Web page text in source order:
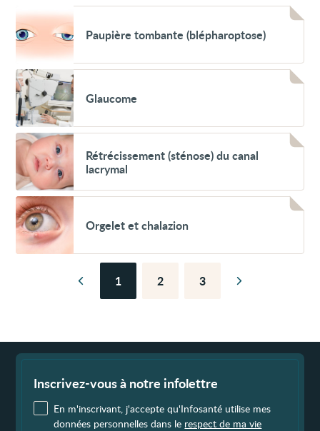
Paupière
tombante
(blépharoptose)
Paupière tombante (blépharoptose)
Voir
Glaucome
Glaucome
Voir
Rétrécissement
(sténose)
du
canal
lacrymal
Rétrécissement (sténose) du canal
lacrymal
Voir
Orgelet
et
chalazion
Orgelet et chalazion
Page
précédente
Page
1 Page
2 Page
3 Page
Inscrivez-vous à notre infolettre
En m'inscrivant, j'accepte qu'Infosanté utilise mes
données personnelles dans le respect de ma vie